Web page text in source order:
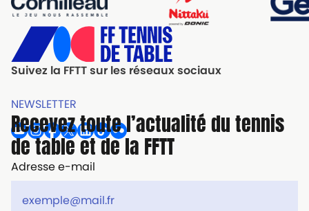
Suivez la FFTT sur les réseaux sociaux
NEWSLETTER
Recevez toute l’actualité du tennis
de table et de la FFTT
Adresse e-mail